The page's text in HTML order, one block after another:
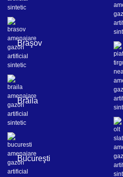
Braşov
Brăila
Bucureşti